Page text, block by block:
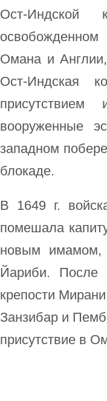
Ост-Индской
Омана и
Ост-Индская
вооруженные
западном
блокаде.
В 1649 г.
помешала
новым имамом,
Йариби. После
крепости
Занзибар и
присутствие в